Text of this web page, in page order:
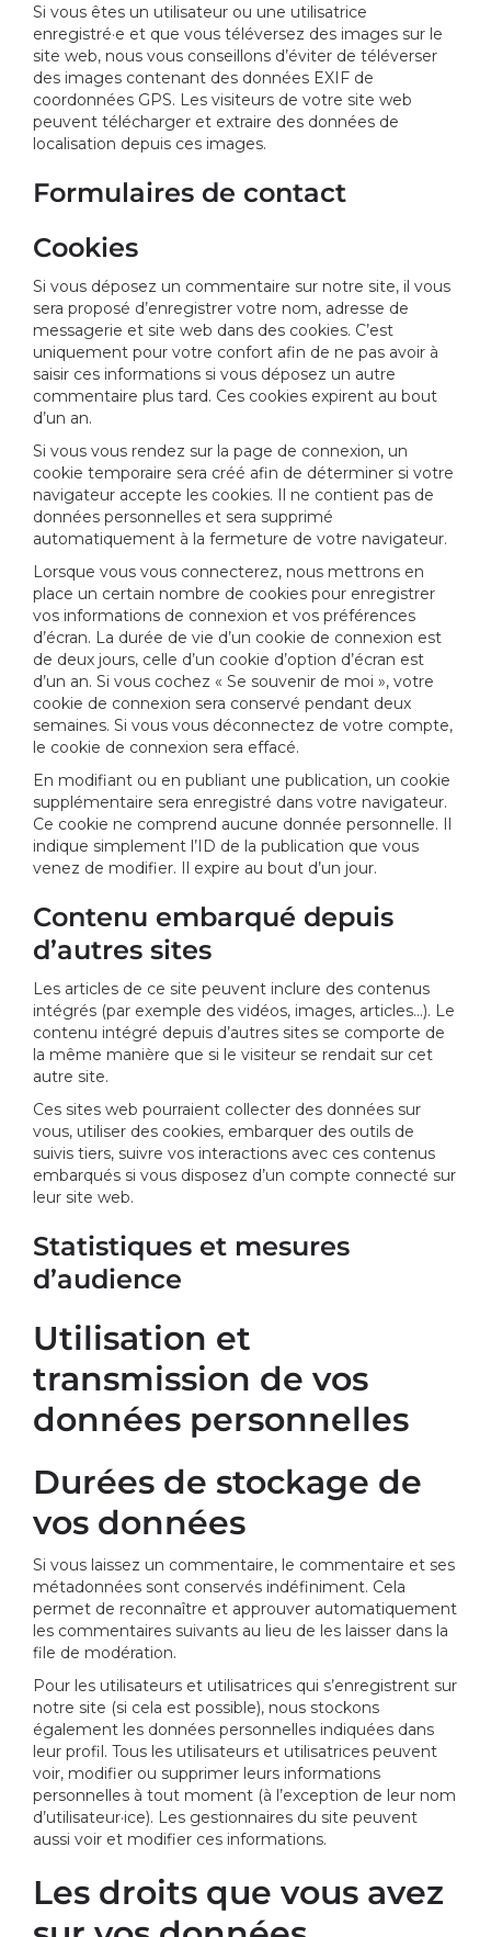
Si vous êtes un utilisateur ou une utilisatrice
enregistré·e et que vous téléversez des images sur le
site web, nous vous conseillons d’éviter de téléverser
des images contenant des données EXIF de
coordonnées GPS. Les visiteurs de votre site web
peuvent télécharger et extraire des données de
localisation depuis ces images.
Formulaires de contact
Cookies
Si vous déposez un commentaire sur notre site, il vous
sera proposé d’enregistrer votre nom, adresse de
messagerie et site web dans des cookies. C’est
uniquement pour votre confort afin de ne pas avoir à
saisir ces informations si vous déposez un autre
commentaire plus tard. Ces cookies expirent au bout
d’un an.
Si vous vous rendez sur la page de connexion, un
cookie temporaire sera créé afin de déterminer si votre
navigateur accepte les cookies. Il ne contient pas de
données personnelles et sera supprimé
automatiquement à la fermeture de votre navigateur.
Lorsque vous vous connecterez, nous mettrons en
place un certain nombre de cookies pour enregistrer
vos informations de connexion et vos préférences
d’écran. La durée de vie d’un cookie de connexion est
de deux jours, celle d’un cookie d’option d’écran est
d’un an. Si vous cochez « Se souvenir de moi », votre
cookie de connexion sera conservé pendant deux
semaines. Si vous vous déconnectez de votre compte,
le cookie de connexion sera effacé.
En modifiant ou en publiant une publication, un cookie
supplémentaire sera enregistré dans votre navigateur.
Ce cookie ne comprend aucune donnée personnelle. Il
indique simplement l’ID de la publication que vous
venez de modifier. Il expire au bout d’un jour.
Contenu embarqué depuis
d’autres sites
Les articles de ce site peuvent inclure des contenus
intégrés (par exemple des vidéos, images, articles…). Le
contenu intégré depuis d’autres sites se comporte de
la même manière que si le visiteur se rendait sur cet
autre site.
Ces sites web pourraient collecter des données sur
vous, utiliser des cookies, embarquer des outils de
suivis tiers, suivre vos interactions avec ces contenus
embarqués si vous disposez d’un compte connecté sur
leur site web.
Statistiques et mesures
d’audience
Utilisation et
transmission de vos
données personnelles
Durées de stockage de
vos données
Si vous laissez un commentaire, le commentaire et ses
métadonnées sont conservés indéfiniment. Cela
permet de reconnaître et approuver automatiquement
les commentaires suivants au lieu de les laisser dans la
file de modération.
Pour les utilisateurs et utilisatrices qui s’enregistrent sur
notre site (si cela est possible), nous stockons
également les données personnelles indiquées dans
leur profil. Tous les utilisateurs et utilisatrices peuvent
voir, modifier ou supprimer leurs informations
personnelles à tout moment (à l’exception de leur nom
d’utilisateur·ice). Les gestionnaires du site peuvent
aussi voir et modifier ces informations.
Les droits que vous avez